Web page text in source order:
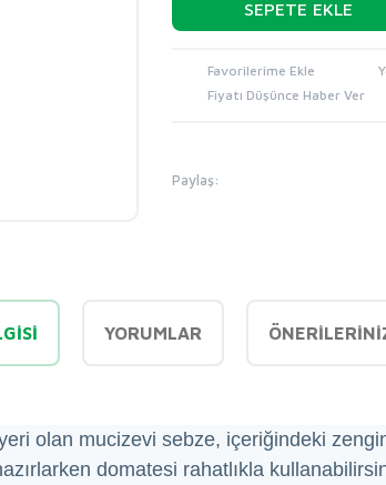
SEPETE EKLE
Fiyatı Düşünce Haber Ver
Paylaş:
YORUMLAR
olan mucizevi sebze, içeriğindeki
domatesi rahatlıkla